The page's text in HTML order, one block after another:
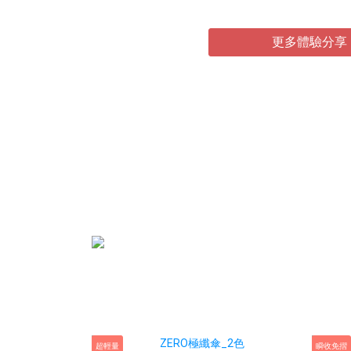
更多體驗分享
超輕量 瞬收免摺